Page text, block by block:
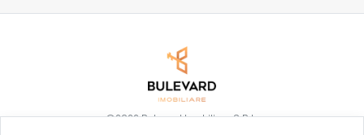
©2026Bulevard Imobiliare S.R.L.